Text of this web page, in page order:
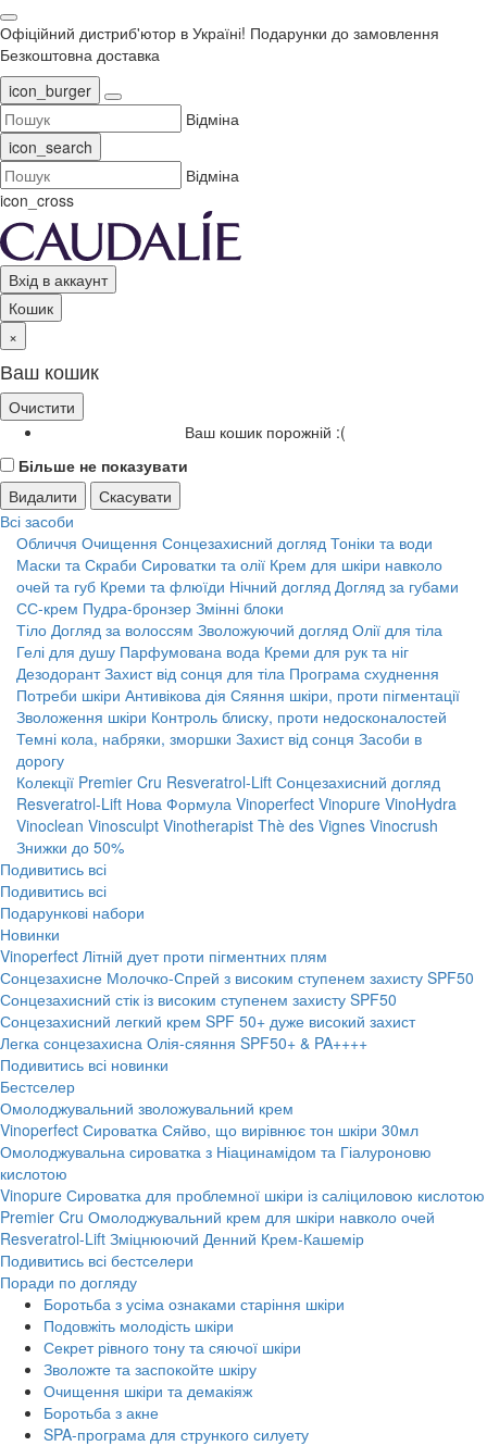
Офіційний дистриб'ютор в Україні! Подарунки до замовлення
Безкоштовна доставка
icon_burger
Відміна
icon_search
Відміна
icon_cross
Вхід в аккаунт
Кошик
×
Ваш кошик
Очистити
Ваш кошик порожній :(
Більше не показувати
Видалити
Скасувати
Всі засоби
Обличчя Очищення Сонцезахисний догляд Тоніки та води
Маски та Скраби Сироватки та олії Крем для шкіри навколо
очей та губ Креми та флюїди Нічний догляд Догляд за губами
СС-крем Пудра-бронзер Змінні блоки
Тіло Догляд за волоссям Зволожуючий догляд Олії для тіла
Гелі для душу Парфумована вода Креми для рук та ніг
Дезодорант Захист від сонця для тіла Програма схуднення
Потреби шкіри Антивікова дія Сяяння шкіри, проти пігментації
Зволоження шкіри Контроль блиску, проти недосконалостей
Темні кола, набряки, зморшки Захист від сонця Засоби в
дорогу
Колекції Premier Cru Resveratrol-Lift Сонцезахисний догляд
Resveratrol-Lift Нова Формула Vinoperfect Vinopure VinoHydra
Vinoclean Vinosculpt Vinotherapist Thè des Vignes Vinocrush
Знижки до 50%
Подивитись всі
Подивитись всі
Подарункові набори
Новинки
Vinoperfect Літній дует проти пігментних плям
Сонцезахисне Молочко-Спрей з високим ступенем захисту SPF50
Сонцезахисний стік із високим ступенем захисту SPF50
Сонцезахисний легкий крем SPF 50+ дуже високий захист
Легка сонцезахисна Олія-сяяння SPF50+ & PA++++
Подивитись всі новинки
Бестселер
Омолоджувальний зволожувальний крем
Vinoperfect Сироватка Сяйво, що вирівнює тон шкіри 30мл
Омолоджувальна сироватка з Ніацинамідом та Гіалуроновю
кислотою
Vinopure Сироватка для проблемної шкіри із саліциловою кислотою
Premier Cru Омолоджувальний крем для шкіри навколо очей
Resveratrol-Lift Зміцнюючий Денний Крем-Кашемір
Подивитись всі бестселери
Поради по догляду
Боротьба з усіма ознаками старіння шкіри
Подовжіть молодість шкіри
Секрет рівного тону та сяючої шкіри
Зволожте та заспокойте шкіру
Очищення шкіри та демакіяж
Боротьба з акне
SPA-програма для стрункого силуету